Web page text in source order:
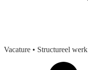
Vacature • Structureel werk